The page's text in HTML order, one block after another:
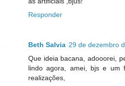
Responder
Beth Salvia 29 de dezembro
Que ideia bacana, adooorei,
lindo agora, amei, bjs e um
realizações,